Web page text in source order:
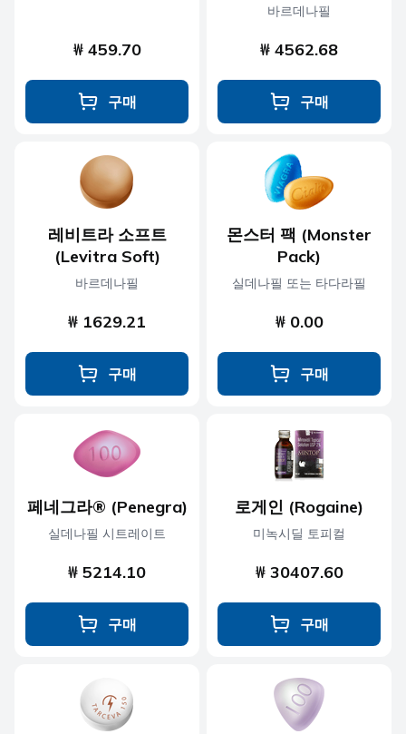
₩ 459.70
구매
바르데나필
₩ 4562.68
구매
레비트라 소프트
(Levitra Soft)
바르데나필
₩ 1629.21
구매
몬스터 팩 (Monster
Pack)
실데나필 또는 타다라필
₩ 0.00
구매
페네그라® (Penegra)
실데나필 시트레이트
₩ 5214.10
구매
로게인 (Rogaine)
미녹시딜 토피컬
₩ 30407.60
구매